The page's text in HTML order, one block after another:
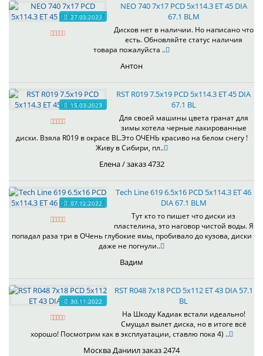
27.03.2023
NEO 740 7x17 PCD 5x114.3 ET 45 DIA
67.1 BLM
Дисков нет в наличии. Но написано что
есть. Обновляйте статус наличия
товара пожалуйста ..
Антон
15.03.2023
RST R019 7.5x19 PCD 5x114.3 ET 45 DIA
67.1 BL
Для своей машины цвета гранат для
зимы хотела черные лакированные
диски. Взяла R019 в окрасе BL.Это ОЧЕНЬ красиво на белом снегу !
Живу в Сибири, пл..
Елена / заказ 4732
07.12.2022
Tech Line 619 6.5x16 PCD 5x114.3 ET 46
DIA 67.1 BLM
Тут кто то пишет что диски из
пластелина, это наговор чистой воды. Я
попадал раза три в ОЧень глубокие ямы, пробивало до кузова, диски
даже не погнули..
Вадим
30.11.2022
RST R048 7x18 PCD 5x112 ET 43 DIA 57.1
BL
На Шкоду Кадиак встали идеально!
Смущал вылет диска, но в итоге всё
хорошо! Посмотрим как в эксплуатации, ставлю пока 4) ..
Москва Даниил заказ 2474